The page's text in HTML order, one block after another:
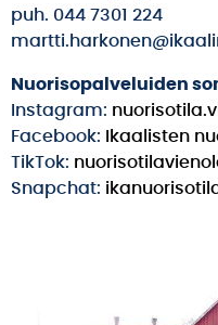
puh. 044 7301 224
Nuorisopalveluiden
Instagram:
Facebook:
Ikaalisten
TikTok:
Snapchat: